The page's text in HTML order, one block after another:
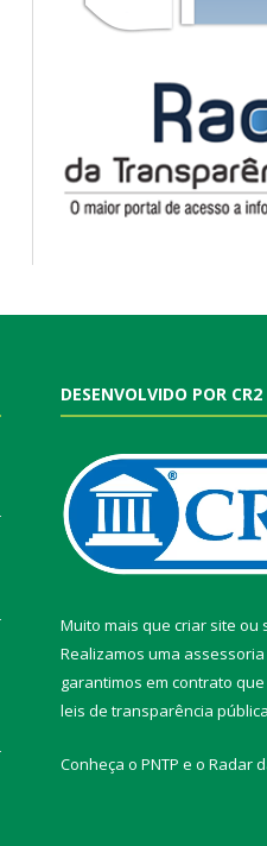
DESENVOLVIDO POR CR2
Muito mais que criar site ou
Realizamos uma assessoria
garantimos em contrato
leis de transparência pública
Conheça o PNTP e o Radar